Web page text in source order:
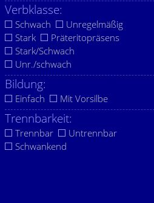
Verbklasse:
Schwach
Unregelmäßig
Stark
Präteritopräsens
Stark/Schwach
Unr./schwach
Bildung:
Einfach Mit Vorsilbe
Trennbarkeit:
Trennbar
Untrennbar
Schwankend